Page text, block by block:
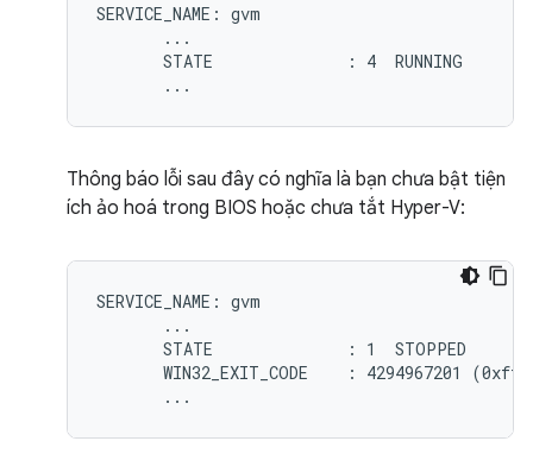
SERVICE_NAME: gvm
       ...
       STATE              : 4  RUNNING
Thông báo lỗi sau đây có nghĩa là bạn chưa bật tiện
ích ảo hoá trong BIOS hoặc chưa tắt Hyper-V:
SERVICE_NAME: gvm
       ...
       STATE              : 1  STOPPED
WIN32_EXIT_CODE    : 4294967201